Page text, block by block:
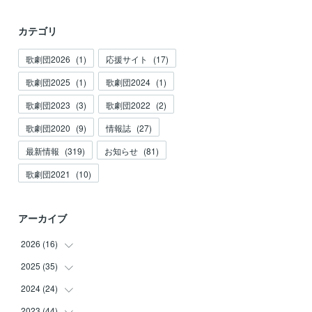
カテゴリ
歌劇団2026 (1) 応援サイト (17)
歌劇団2025 (1) 歌劇団2024 (1)
歌劇団2023 (3) 歌劇団2022 (2)
歌劇団2020 (9) 情報誌 (27)
最新情報 (319) お知らせ (81)
歌劇団2021
(10)
アーカイブ
2026 (16)
(3
(2
(2
2025 (35)
(3
(2
2024 (24)